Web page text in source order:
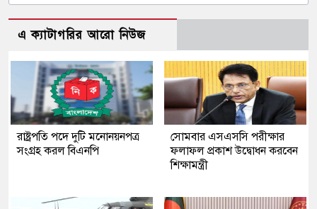
এ ক্যাটাগরির আরো নিউজ
রাষ্ট্রপতি পদে দুটি মনোনয়নপত্র
সংগ্রহ করল বিএনপি
সোমবার এসএসসি পরীক্ষার
ফলাফল প্রকাশ উদ্বোধন করবেন
শিক্ষামন্ত্রী